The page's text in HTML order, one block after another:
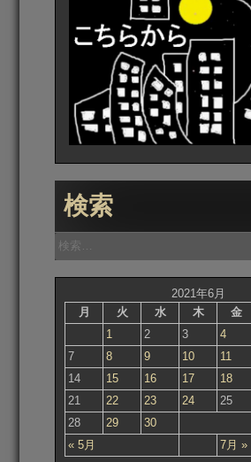
検索
検
索:
2021年6月
月
火 水 木 金
« 5月 7月 »
1 2 3 4
7
8 9 10 11
14
15 16 17 18
21
22 23 24 25
28
29 30